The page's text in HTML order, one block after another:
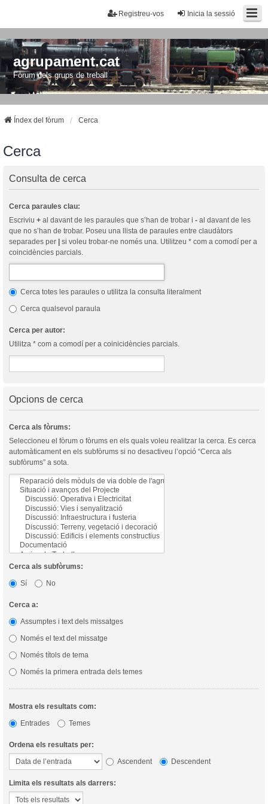
Inicia la sessió
Registreu-vos
agrupament.cat
Fòrum dels grups de treball
Índex del fòrum Cerca
Cerca
Consulta de cerca
Cerca paraules clau:
Escriviu + al davant de les paraules que s’han de trobar i - al davant de les
que no s’han de trobar. Poseu una llista de paraules entre claudàtors
separades per | si voleu trobar-ne només una. Utilitzeu * com a comodí per a
coincidències parcials.
Cerca totes les paraules o utilitza la consulta literalment
Cerca qualsevol paraula
Cerca per autor:
Utilitza * com a comodí per a coinicidències parcials.
Opcions de cerca
Cerca als fòrums:
Seleccioneu el fòrum o fòrums en els quals voleu realitzar la cerca. Es cerca
automàticament en els subfòrums si no desactiveu l’opció “Cerca als
subfòrums” a sota.
Cerca als subfòrums:
Sí
No
Cerca a:
Assumptes i text dels missatges
Només el text del missatge
Només títols de tema
Només la primera entrada dels temes
Mostra els resultats com:
Entrades
Temes
Ordena els resultats per:
Ascendent
Descendent
Limita els resultats als darrers: